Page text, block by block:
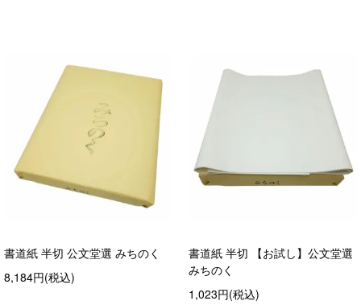
書道紙 半切 公文堂選 みちのく
8,184円(税込)
書道紙 半切 【お試し】公文堂選
みちのく
1,023円(税込)